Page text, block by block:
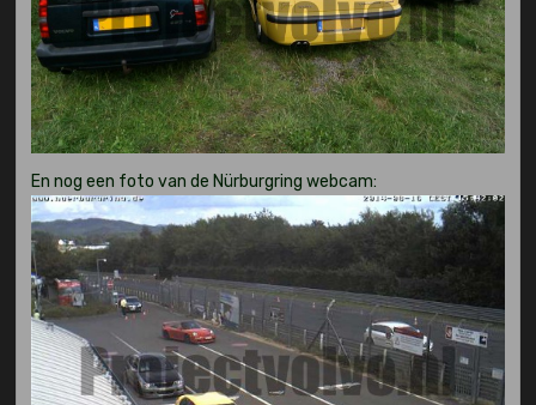
En nog een foto van de Nürburgring webcam: